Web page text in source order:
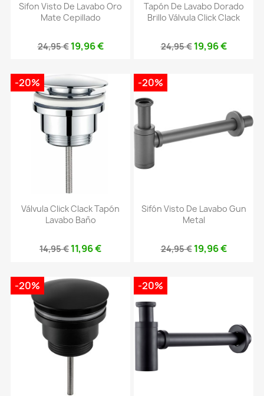
Sifon Visto De Lavabo Oro
Mate Cepillado
24,95 € 19,96 €
Tapón De Lavabo Dorado
Brillo Válvula Click Clack
24,95 € 19,96 €
Válvula Click Clack Tapón
Lavabo Baño
14,95 € 11,96 €
-20%
Sifón Visto De Lavabo Gun
Metal
24,95 € 19,96 €
-20%
-20% -20%